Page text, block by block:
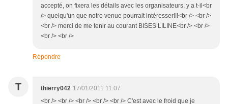
accepté, on fixera les détails avec les organisateurs, y a t-il<br
/> quelqu'un que notre venue pourrait intéresser!!!<br /> <br />
<br /> merci de me tenir au courant BISES LILINE<br /> <br />
<br /> <br />
Répondre
T thierry042 17/01/2011 11:07
<br /> <br /> <br /> <br /> <br /> C'est avec le froid que je